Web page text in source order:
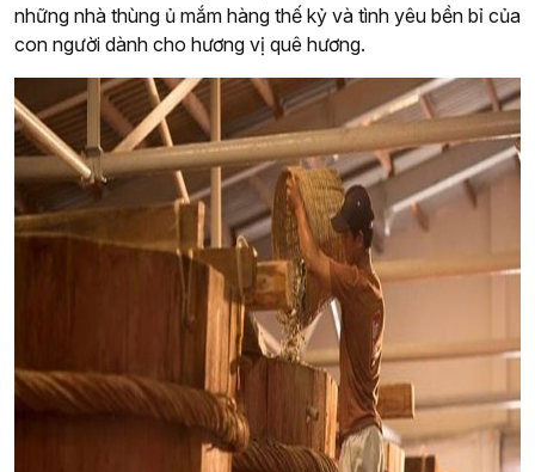
những nhà thùng ủ mắm hàng thế kỷ và tình yêu bền bỉ của
con người dành cho hương vị quê hương.